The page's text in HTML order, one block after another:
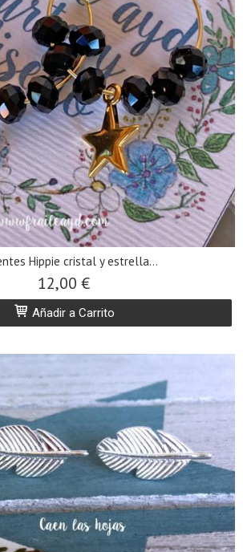
Hippie cristal y estrella...
12,00 €
Añadir a Carrito